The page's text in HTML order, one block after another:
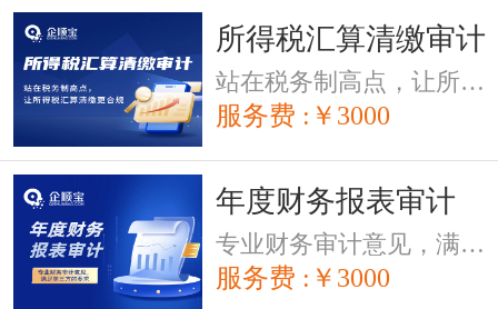
所得税汇算清缴审计
站在税务制高点，让所得税汇算清缴更合规
服务费 :￥3000
年度财务报表审计
专业财务审计意见，满足第三方的要求
服务费 :￥3000